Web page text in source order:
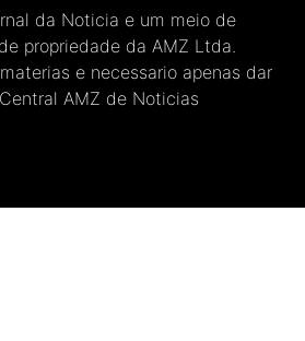
da Noticia e um meio de
propriedade da AMZ Ltda.
e necessario apenas dar
AMZ de Noticias